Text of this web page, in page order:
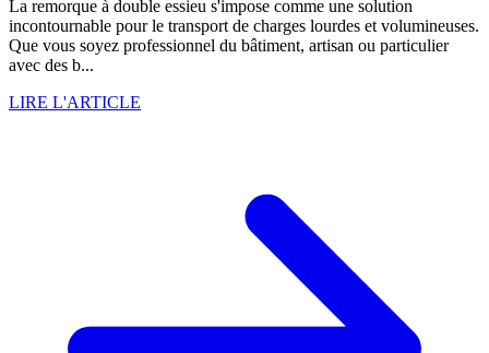
La remorque à double essieu s'impose comme une solution
incontournable pour le transport de charges lourdes et volumineuses.
Que vous soyez professionnel du bâtiment, artisan ou particulier
avec des b...
LIRE L'ARTICLE